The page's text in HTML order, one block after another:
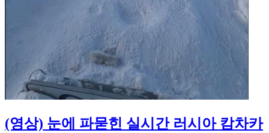
(영상) 눈에 파묻힌 실시간 러시아 캄차카